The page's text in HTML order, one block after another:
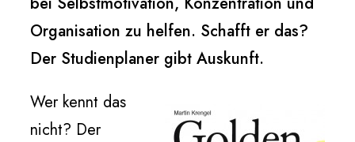
Organisation zu helfen. Schafft er das?
Der Studienplaner gibt Auskunft.
Wer kennt das
nicht? Der